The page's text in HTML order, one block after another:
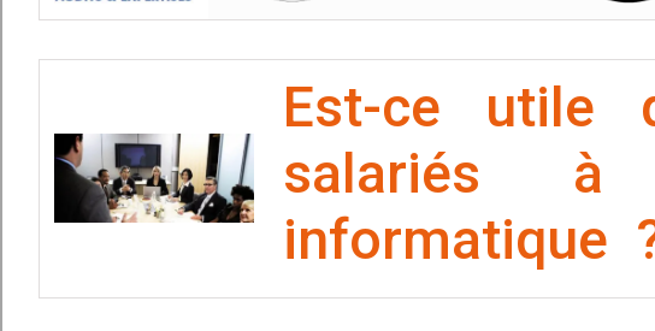
Est-ce utile
salariés
informatique